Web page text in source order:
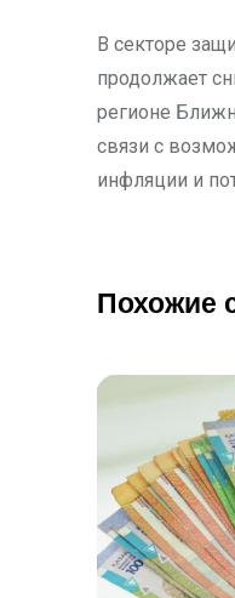
В секторе
продолжает
регионе
связи с
инфляции и
Похожие